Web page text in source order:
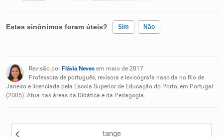
Sinônimos
Estes sinônimos foram úteis? Sim Não
Nenhum dos sinônimos apresentados me ajudou
Outro
Revisão por Flávia Neves em maio de 2017
Professora de português, revisora e lexicógrafa nascida no Rio de
Janeiro e licenciada pela Escola Superior de Educação do Porto, em Portugal
(2005). Atua nas áreas da Didática e da Pedagogia.
tange